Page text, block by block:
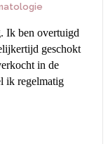
Ik ben overtuigd
geschokt
in de
ik regelmatig